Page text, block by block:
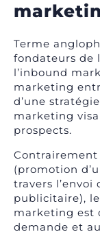
Terme
fondateurs de
l’inbound
marketing
d’une
marketing
prospects.
(promotion
travers l’envoi
publicitaire),
marketing est
demande et